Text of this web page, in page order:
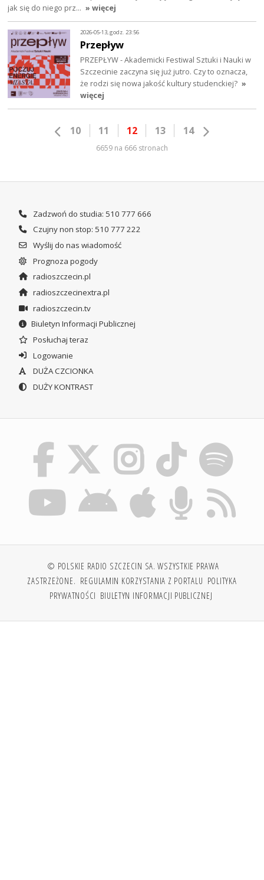
jak się do niego prz… » więcej
2026-05-13, godz. 23:56
Przepływ
PRZEPŁYW - Akademicki Festiwal Sztuki i Nauki w
Szczecinie zaczyna się już jutro. Czy to oznacza,
że rodzi się nowa jakość kultury studenckiej? »
więcej
10 11 12 13 14
6659 na 666 stronach
Zadzwoń do studia: 510 777 666
Czujny non stop: 510 777 222
Wyślij do nas wiadomość
Prognoza pogody
radioszczecin.pl
radioszczecinextra.pl
radioszczecin.tv
Biuletyn Informacji Publicznej
Posłuchaj teraz
Logowanie
DUŻA CZCIONKA
DUŻY KONTRAST
© POLSKIE RADIO SZCZECIN SA. WSZYSTKIE PRAWA
ZASTRZEŻONE. REGULAMIN KORZYSTANIA Z PORTALU POLITYKA
PRYWATNOŚCI BIULETYN INFORMACJI PUBLICZNEJ